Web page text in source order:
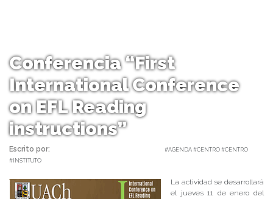
Conferencia “First
International Conference
on EFL Reading
instructions”
Escrito por:
#AGENDA #CENTRO #CENTRO
#INSTITUTO
La actividad se desarrollará
el jueves 11 de enero del